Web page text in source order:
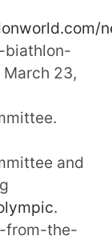
23,
and
.
from-the-